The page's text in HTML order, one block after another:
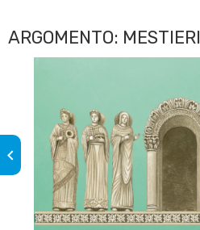
ARGOMENTO: MESTIERI
keyboard_arrow_left